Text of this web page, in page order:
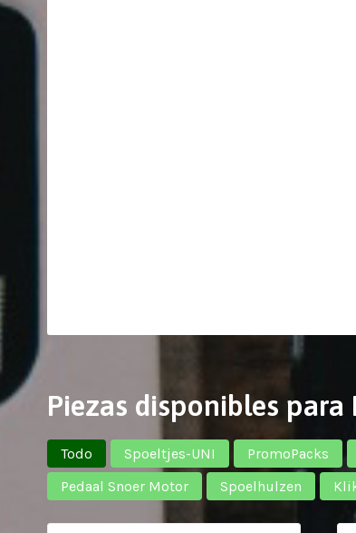
Piezas disponibles
Todo Spoeltjes-UNI PromoPacks
Pedaal Snoer Motor
Spoelhulzen